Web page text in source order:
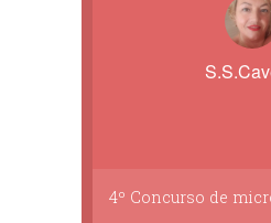
4º Concurso de